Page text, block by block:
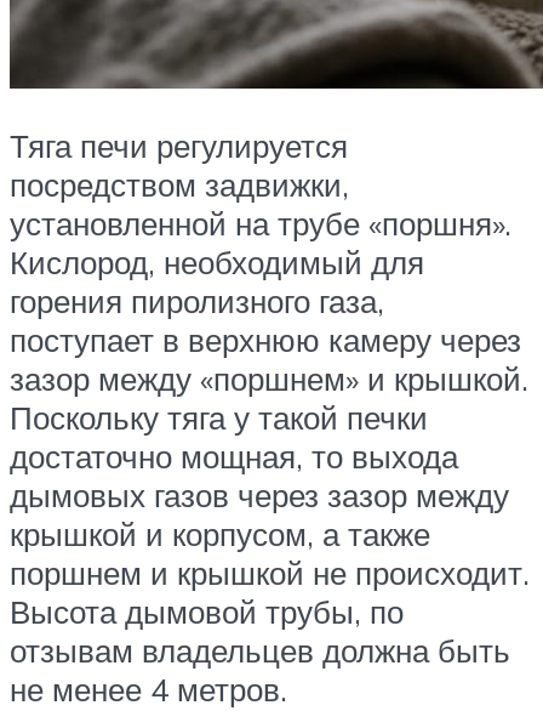
Тяга печи регулируется
посредством задвижки,
установленной на трубе «поршня».
Кислород, необходимый для
горения пиролизного газа,
поступает в верхнюю камеру через
зазор между «поршнем» и крышкой.
Поскольку тяга у такой печки
достаточно мощная, то выхода
дымовых газов через зазор между
крышкой и корпусом, а также
поршнем и крышкой не происходит.
Высота дымовой трубы, по
отзывам владельцев должна быть
не менее 4 метров.